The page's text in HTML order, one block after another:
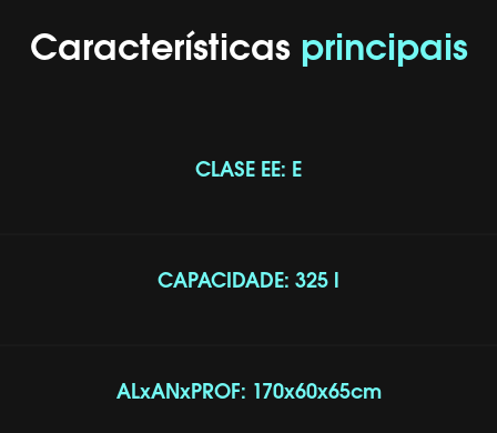
Características principais
CLASE EE: E
CAPACIDADE: 325 l
ALxANxPROF: 170x60x65cm